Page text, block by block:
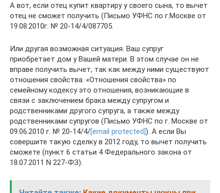
А вот, если отец купит квартиру у своего сына, то вычет
отец не сможет получить (Письмо УФНС по г.Москве от
19.08.2010г. № 20-14/4/087705.
Или другая возможная ситуация. Ваш супруг
приобретает дом у Вашей матери. В этом случае он не
вправе получить вычет, так как между ними существуют
отношения свойства. «Отношения свойства» по
семейному кодексу это отношения, возникающие в
связи с заключением брака между супругом и
родственниками другого супруга, а также между
родственниками супругов (Письмо УФНС по г. Москве от
09.06.2010 г. № 20-14/4/[email protected]). А если Вы
совершите такую сделку в 2012 году, то вычет получить
сможете (пункт 6 статьи 4 Федерального закона от
18.07.2011 N 227-ФЗ).